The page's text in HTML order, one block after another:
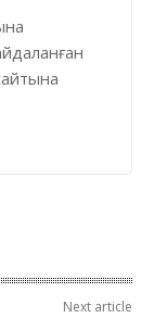
Next article